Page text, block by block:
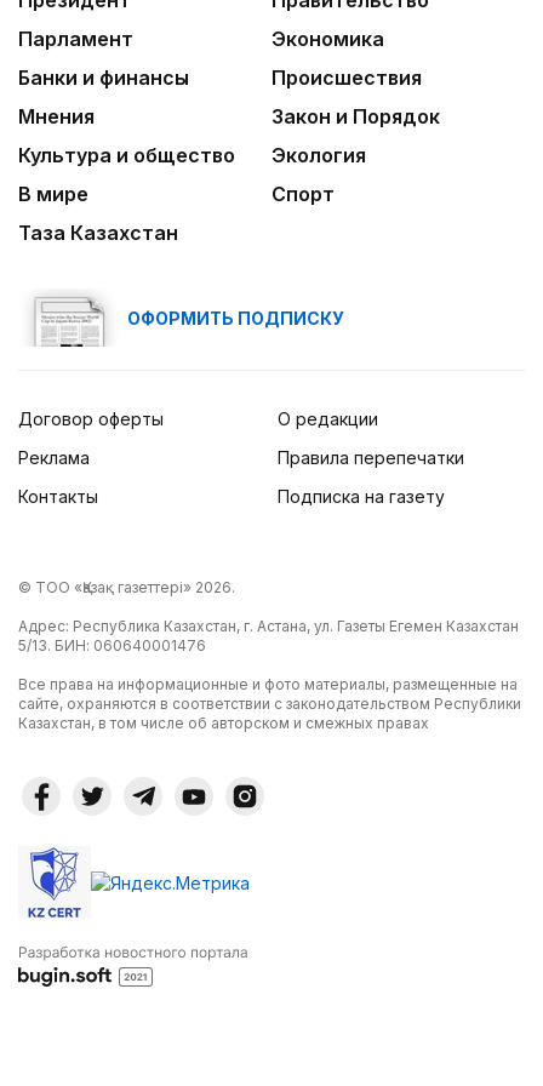
Парламент
Экономика
Банки и финансы
Происшествия
Мнения
Закон и Порядок
Культура и общество
Экология
В мире
Спорт
Таза Казахстан
ОФОРМИТЬ ПОДПИСКУ
Договор оферты
Реклама
Контакты
О редакции
Правила перепечатки
Подписка на газету
© ТОО «Қазақ газеттері» 2026.
Адрес: Республика Казахстан, г. Астана, ул. Газеты Егемен Казахстан
5/13. БИН: 060640001476
Все права на информационные и фото материалы, размещенные на
сайте, охраняются в соответствии с законодательством Республики
Казахстан, в том числе об авторском и смежных правах